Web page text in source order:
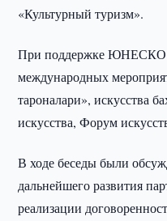
«Культурный туризм».
При поддержке ЮНЕСКО
международных
тароналари», искусства
искусства, Форум
В ходе беседы были
дальнейшего развития
реализации